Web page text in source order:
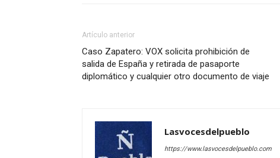
Artículo anterior
Caso Zapatero: VOX solicita prohibición de
salida de España y retirada de pasaporte
diplomático y cualquier otro documento de viaje
Lasvocesdelpueblo
https://www.lasvocesdelpueblo.com